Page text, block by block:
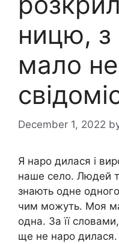
ницю, з
мало
December 1, 2022
Я наро дилася і
наше село. Людей
знають одне
чим можуть. Моя
одна. За її
ще не наро дилася.